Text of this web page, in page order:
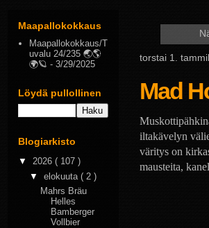
torstai 1.
Mad
iltakävelyn
väritys on
mausteita,
Maapallokokkaus
Maapallokokkaus/T
uvalu 24/235 🌏🌎
🌍🪐 - 3/29/2025
Löydä pullollinen
Blogiarkisto
▼ 2026 ( 107 )
▼ elokuuta ( 2 )
Mahrs Bräu
Helles
Bamberger
Vollbier